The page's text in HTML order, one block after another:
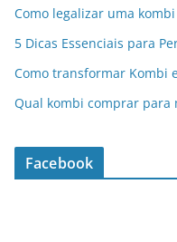
Como legalizar uma
5 Dicas Essenciais para
Como transformar Kombi
Qual kombi comprar para
Facebook